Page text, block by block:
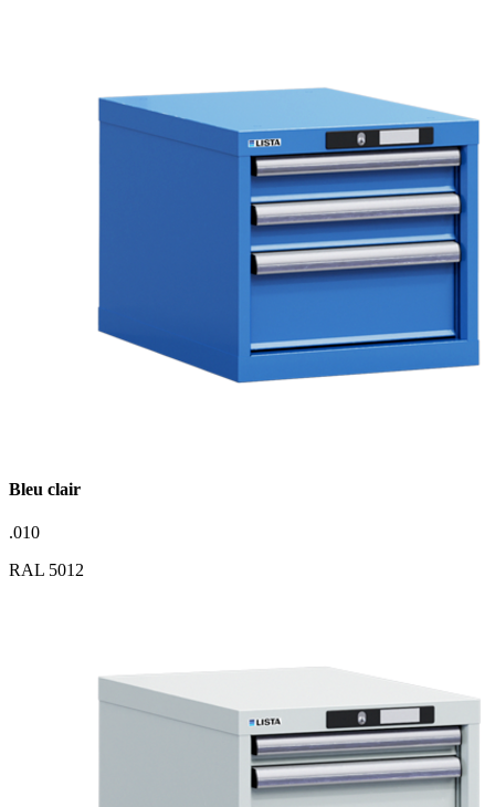
Bleu clair
.010
RAL 5012